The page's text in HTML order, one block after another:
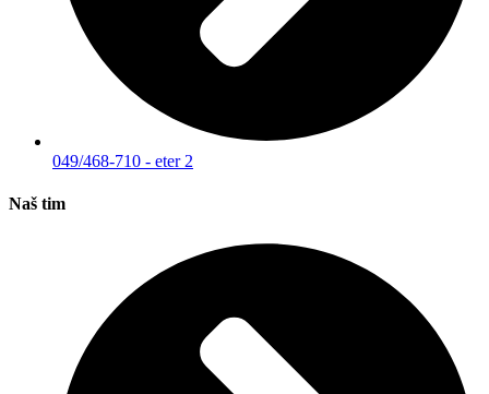
049/468-710 - eter 2
Naš tim